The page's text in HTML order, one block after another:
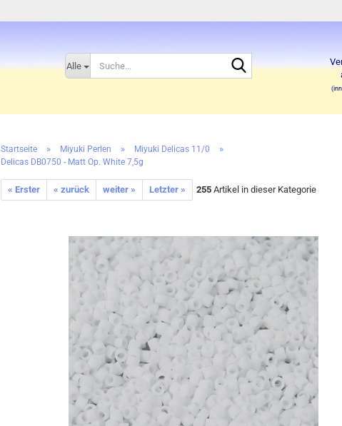
Alle
Startseite » Miyuki Perlen » Miyuki Delicas 11/0 »
Delicas DB0750 - Matt Op. White 7,5g
« Erster « zurück weiter » Letzter » 255 Artikel in dieser Kategorie